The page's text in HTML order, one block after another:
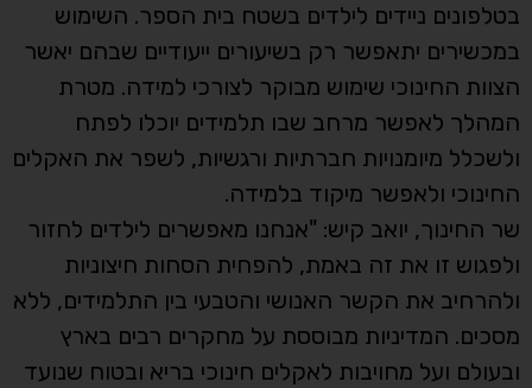
בטלפונים ניידים לילדים בשטח בית הספר. השימוש
במכשירים יתאפשר רק בשיעורים ייעודיים שבהם יאשר
הצוות החינוכי שימוש מבוקר לצורכי למידה. מטרת
המהלך לאפשר מרחב שבו תלמידים יוכלו לפתח
ולשכלל מיומנויות חברתיות ורגשיות, לשפר את האקלים
החינוכי ולאפשר מיקוד בלמידה.
שר החינוך, יואב קיש: "אנחנו מאפשרים לילדים לחזור
ולפגוש זו את זה באמת, להפחית הסחות חיצוניות
ולהרחיב את הקשר האנושי והטבעי בין התלמידים, ללא
מסכים. המדיניות מבוססת על מחקרים רבים בארץ
ובעולם ועל מחויבות לאקלים חינוכי בריא ובטוח שנועד